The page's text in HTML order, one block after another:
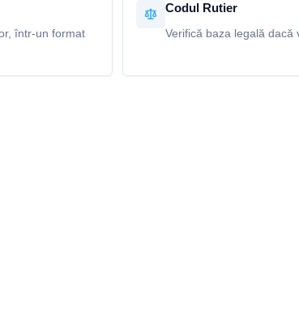
într-un format
Codul Rutier
Verifică baza legală dacă